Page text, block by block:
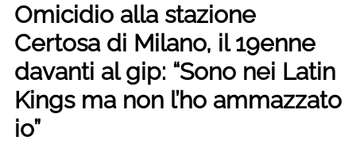
Omicidio alla stazione
Certosa di Milano, il 19enne
davanti al gip: “Sono nei Latin
Kings ma non l’ho ammazzato
io”